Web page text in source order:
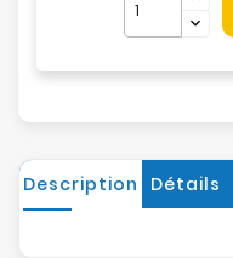
Description Détails